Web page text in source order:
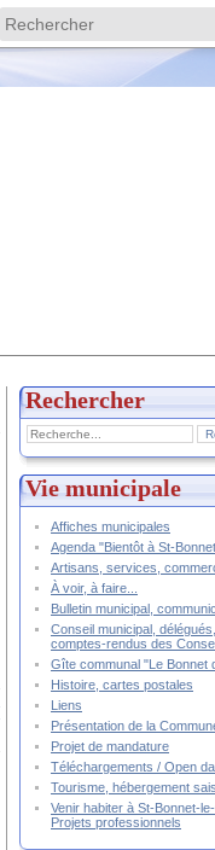
Rechercher
Vie municipale
Affiches municipales
Agenda "Bientôt à St-
Artisans, services,
À voir, à faire...
Bulletin municipal,
Conseil municipal,
comptes-rendus des
Gîte communal "Le Bonnet
Histoire, cartes postales
Liens
Présentation de la
Projet de mandature
Téléchargements / Open
Tourisme, hébergement
Venir habiter à St-Bonnet-
Projets professionnels